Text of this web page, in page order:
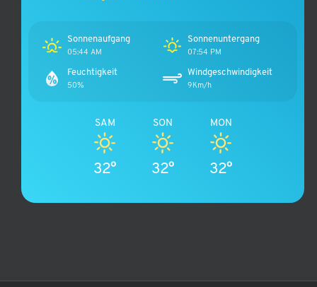
Sonnenaufgang
05:44 AM
Sonnenuntergang
07:54 PM
Feuchtigkeit
50%
Windgeschwindigkeit
9Km/h
SAM
32°
SON
32°
MON
32°